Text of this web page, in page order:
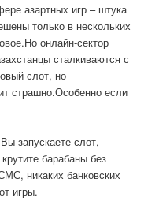
азартных игр – штука
только в нескольких
онлайн-сектор
сталкиваются с
слот, но
страшно.Особенно если
запускаете слот,
барабаны без
никаких банковских
игры.